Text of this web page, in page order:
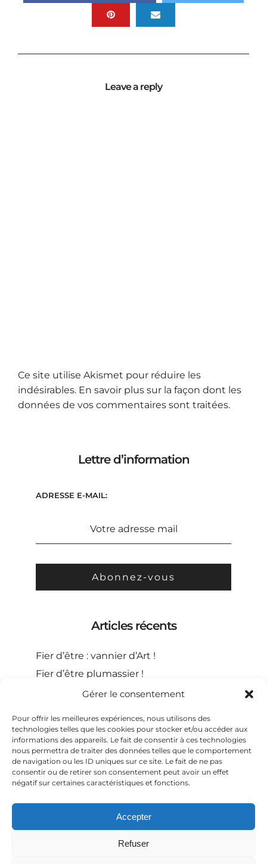
Gérer le consentement
Pour offrir les meilleures expériences, nous utilisons des
technologies telles que les cookies pour stocker et/ou accéder aux
informations des appareils. Le fait de consentir à ces technologies
nous permettra de traiter des données telles que le comportement
de navigation ou les ID uniques sur ce site. Le fait de ne pas
consentir ou de retirer son consentement peut avoir un effet
négatif sur certaines caractéristiques et fonctions.
Accepter
Refuser
Leave a reply
Ce site utilise Akismet pour réduire les
indésirables. En savoir plus sur la façon dont les
données de vos commentaires sont traitées.
Lettre d’information
ADRESSE E-MAIL:
Articles récents
Fier d’être : vannier d’Art !
Fier d’être plumassier !
Fier d’être meneur de chevaux !
Fier d’être : scaphandrier !
© Copyright Patrice Niset - Les Miroirs de l'Ombre,